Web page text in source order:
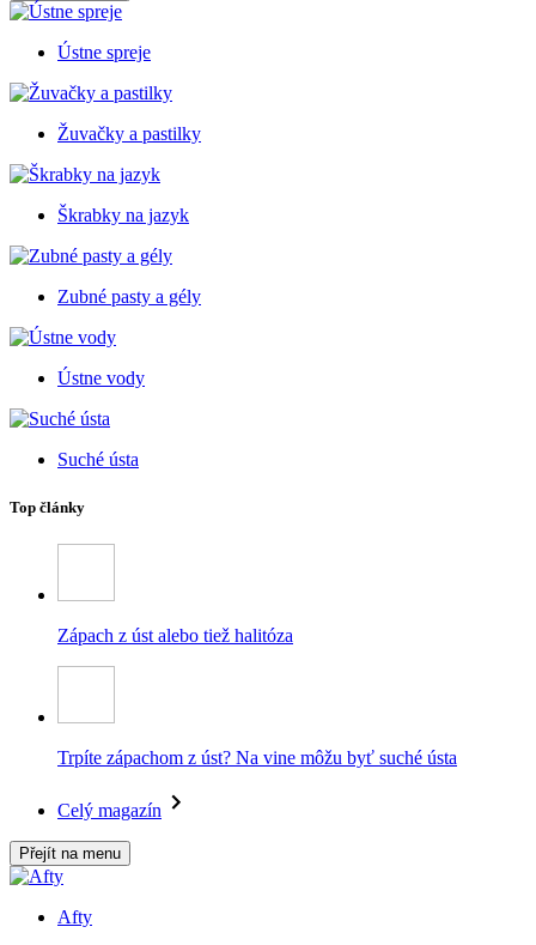
Ústne spreje
Žuvačky a pastilky
Škrabky na jazyk
Zubné pasty a gély
Ústne vody
Suché ústa
Top články
Zápach z úst alebo tiež halitóza
Trpíte zápachom z úst? Na vine môžu byť suché ústa
Celý magazín
Přejít na menu
Afty